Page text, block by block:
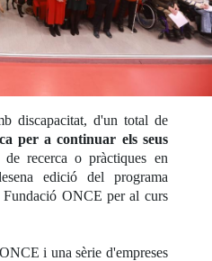
discapacitat, d'un total de
per a continuar els seus
recerca o pràctiques en
edició del programa
Fundació ONCE per al curs
i una sèrie d'empreses